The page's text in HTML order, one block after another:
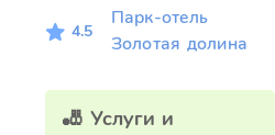
4.5
Парк-отель
Золотая долина
🎳 Услуги и